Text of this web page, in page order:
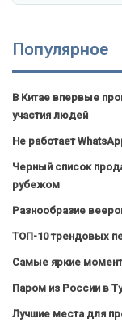
Популярное
В Китае впервые
участия людей
Не работает
Черный список
рубежом
Разнообразие
ТОП-10 трендовых
Самые яркие
Паром из России в
Лучшие места для